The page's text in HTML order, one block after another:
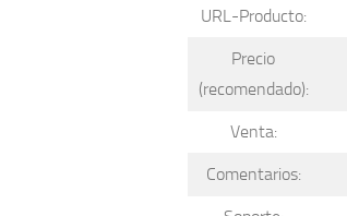
URL-Producto:
Precio
(recomendado):
Venta:
Comentarios: